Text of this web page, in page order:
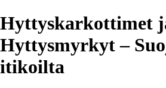
Hyttyskarkottimet
Hyttysmyrkyt –
itikoilta